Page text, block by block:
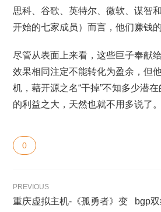
思科、谷歌、英特尔、微软、谋智
开始的七家成员）而言，他们赚钱
尽管从表面上来看，这些巨子奉献
效果相同注定不能转化为盈余，但
机，藉开源之名“干掉”不知多少潜
的利益之大，天然也就不用多说了。
0
PREVIOUS
重庆虚拟主机-《孤勇者》变
bgp